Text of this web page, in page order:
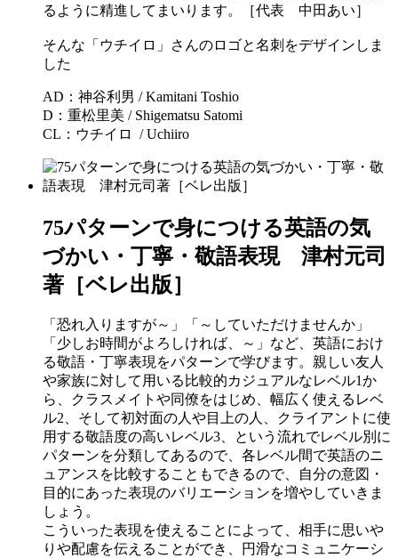
るように精進してまいります。［代表 中田あい］
そんな「ウチイロ」さんのロゴと名刺をデザインしま
した
AD：神谷利男 / Kamitani Toshio
D：重松里美 / Shigematsu Satomi
CL：ウチイロ / Uchiiro
75パターンで身につける英語の気
づかい・丁寧・敬語表現 津村元司
著［ベレ出版］
「恐れ入りますが～」「～していただけませんか」
「少しお時間がよろしければ、～」など、英語におけ
る敬語・丁寧表現をパターンで学びます。親しい友人
や家族に対して用いる比較的カジュアルなレベル1か
ら、クラスメイトや同僚をはじめ、幅広く使えるレベ
ル2、そして初対面の人や目上の人、クライアントに使
用する敬語度の高いレベル3、という流れでレベル別に
パターンを分類してあるので、各レベル間で英語のニ
ュアンスを比較することもできるので、自分の意図・
目的にあった表現のバリエーションを増やしていきま
しょう。
こういった表現を使えることによって、相手に思いや
りや配慮を伝えることができ、円滑なコミュニケーシ